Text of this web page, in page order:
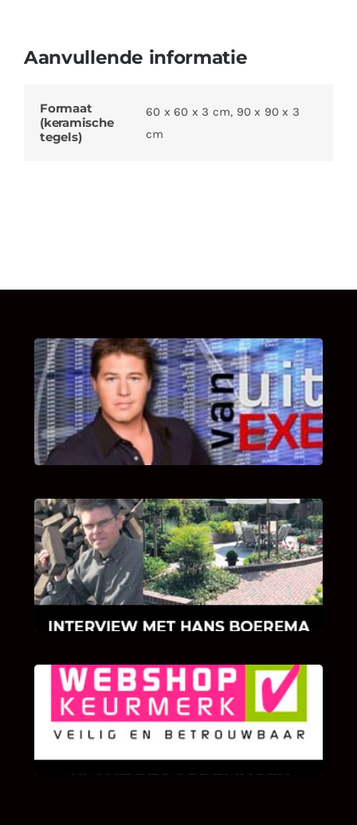
Aanvullende informatie
Formaat
(keramische
tegels)
60 x 60 x 3 cm, 90 x 90 x 3
cm
UITSTEL VAN EXECUTIE
Bekijk hier de fragmenten van de deelname
van Bricks and Stones aan dit programma.
INTERVIEW MET HANS BOEREMA
Hoe Bricks and Stones ontstaan is en wat
Hans Boerema motiveert in de wereld van
klinkers en tegels!
KLANT BEOORDELINGEN
We zijn er zeer op gesteld om te weten wat u
als klant van ons en onze diensten vindt.